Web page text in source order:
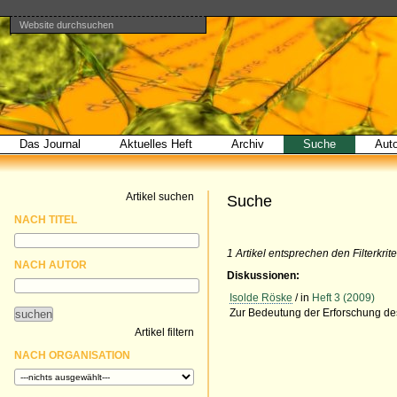
Direkt
zum
Inhalt
|
Direkt
zur
Navigation
Benutzerspezifische
Werkzeuge
Website durchsuchen
Erweiterte
Suche…
Bereiche
Das Journal Aktuelles Heft Archiv Suche
Suche
1 Artikel entsprechen den
Diskussionen:
Isolde Röske / in Heft 3 (2009)
Zur Bedeutung der Erforschung
Artikel suchen
NACH TITEL
NACH AUTOR
Artikel filtern
NACH ORGANISATION